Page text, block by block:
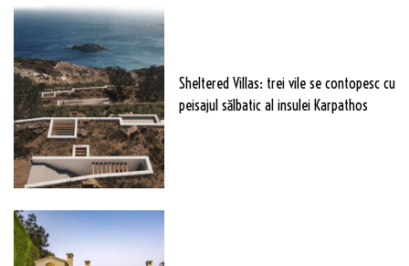
Sheltered Villas: trei vile se contopesc cu
peisajul sălbatic al insulei Karpathos